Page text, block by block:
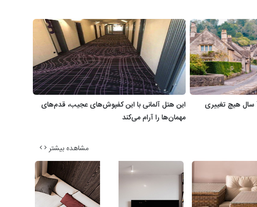
این روستای سنگی، بعد از 400 سال هیچ تغییری
این هتل آلمانی با این کفپوش‌های عجیب، قدم‌های
مهمان‌ها را آرام می‌کند
مشاهده بیشتر